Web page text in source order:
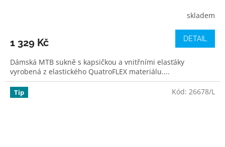
skladem
1 329 Kč DETAIL
Dámská MTB sukně s kapsičkou a vnitřními elasťáky
vyrobená z elastického QuatroFLEX materiálu....
Tip Kód: 26678/L